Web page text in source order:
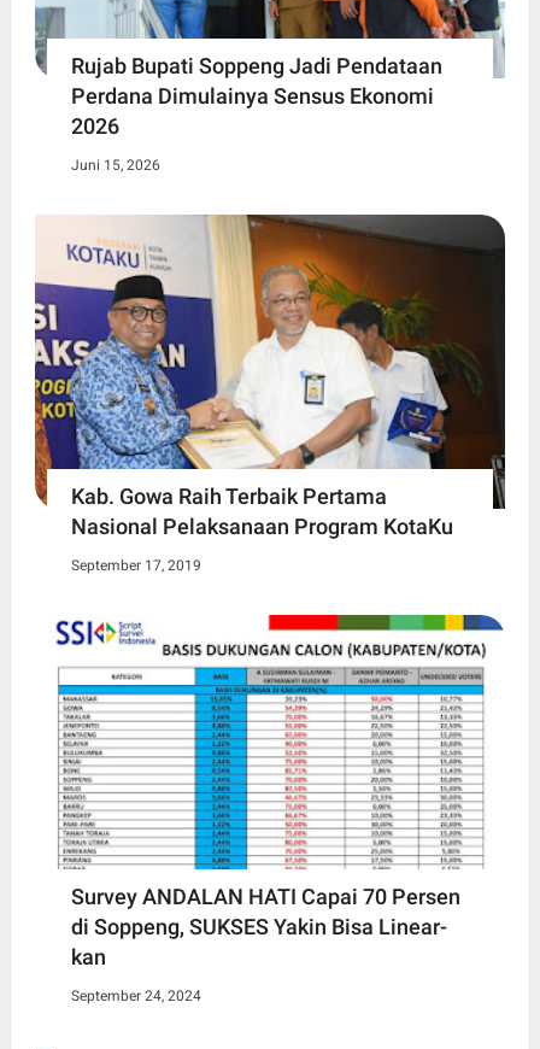
Rujab Bupati Soppeng Jadi Pendataan
Perdana Dimulainya Sensus Ekonomi
2026
Juni 15, 2026
Kab. Gowa Raih Terbaik Pertama
Nasional Pelaksanaan Program KotaKu
September 17, 2019
Survey ANDALAN HATI Capai 70 Persen
di Soppeng, SUKSES Yakin Bisa Linear-
kan
September 24, 2024